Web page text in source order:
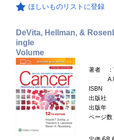
ほしいものリストに登録
DeVita, Hellman, &
ingle
Volume
著者
ISBN
出版社
出版年
ページ数